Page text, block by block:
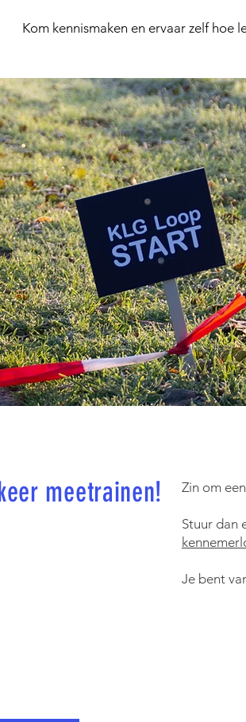
Kom kennismaken en ervaar zelf hoe
meetrainen! Zin om
Stuur dan
Je bent